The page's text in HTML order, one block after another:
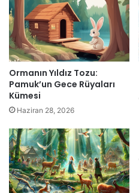
Ormanın Yıldız Tozu:
Pamuk’un Gece Rüyaları
Kümesi
Haziran 28, 2026